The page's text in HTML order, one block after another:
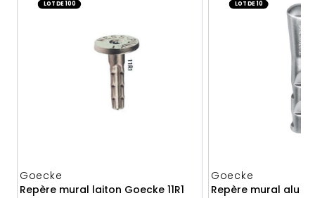
LOT DE 100
Goecke
Repère mural laiton Goecke 11R1
LOT DE 10
Goecke
Repère mural alu